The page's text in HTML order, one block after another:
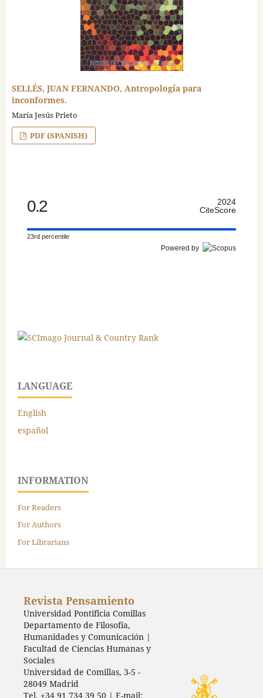
SELLÉS, JUAN FERNANDO, Antropología para
inconformes.
María Jesús Prieto
PDF (SPANISH)
0.2
2024
CiteScore
23rd percentile
Powered by
LANGUAGE
English
español
INFORMATION
For Readers
For Authors
For Librarians
Revista Pensamiento
Universidad Pontificia Comillas
Departamento de Filosofía,
Humanidades y Comunicación |
Facultad de Ciencias Humanas y
Sociales
Universidad de Comillas, 3-5 -
28049 Madrid
Tel. +34 91 734 39 50 | E-mail: